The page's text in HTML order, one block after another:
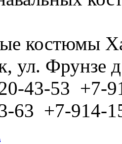
костюмы
ул. Фрунзе
43-53 +7-
63 +7-914-